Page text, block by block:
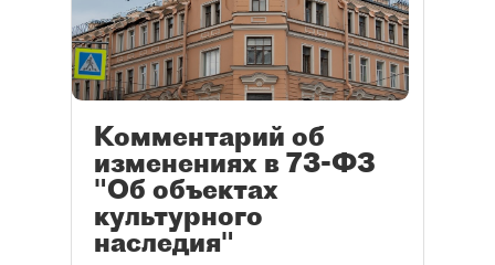
Комментарий об
изменениях в 73-ФЗ
"Об объектах
культурного
наследия"